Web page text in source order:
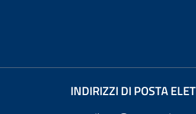
INDIRIZZI DI POSTA